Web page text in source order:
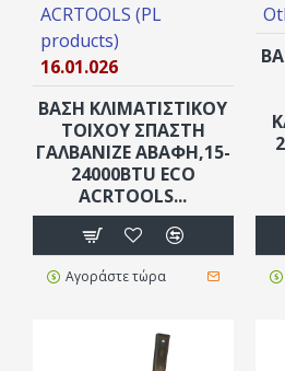
ACRTOOLS (PL
products)
16.01.026
ΒΑΣΗ ΚΛΙΜΑΤΙΣΤΙΚΟΥ
ΤΟΙΧΟΥ ΣΠΑΣΤΗ
ΓΑΛΒΑΝΙΖΕ ΑΒΑΦΗ,15-
24000ΒTU ECO
ACRTOOLS...
Αγοράστε τώρα